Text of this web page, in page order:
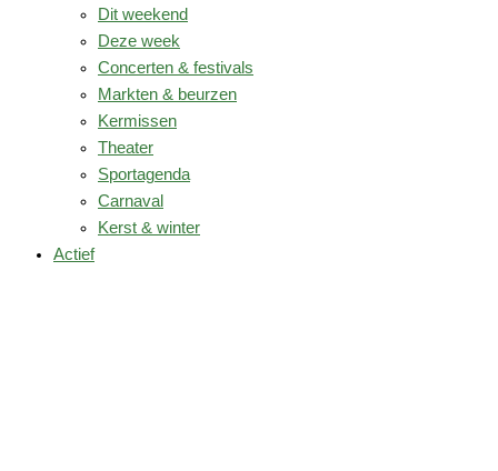
Dit weekend
Deze week
Concerten & festivals
Markten & beurzen
Kermissen
Theater
Sportagenda
Carnaval
Kerst & winter
Actief